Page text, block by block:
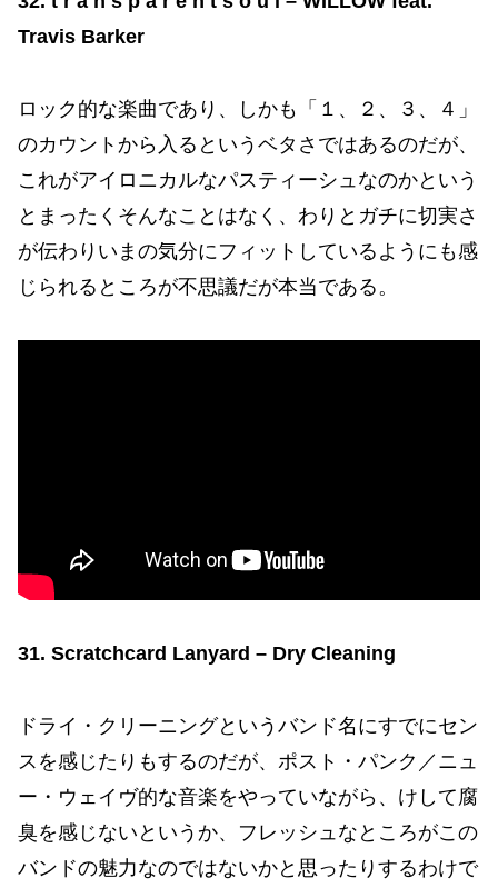
Travis Barker
ロック的な楽曲であり、しかも「１、２、３、４」
のカウントから入るというベタさではあるのだが、
これがアイロニカルなパスティーシュなのかという
とまったくそんなことはなく、わりとガチに切実さ
が伝わりいまの気分にフィットしているようにも感
じられるところが不思議だが本当である。
31. Scratchcard Lanyard – Dry Cleaning
ドライ・クリーニングというバンド名にすでにセン
スを感じたりもするのだが、ポスト・パンク／ニュ
ー・ウェイヴ的な音楽をやっていながら、けして腐
臭を感じないというか、フレッシュなところがこの
バンドの魅力なのではないかと思ったりするわけで